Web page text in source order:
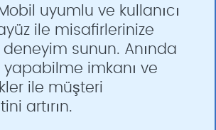
uyumlu ve kullanıcı
ile misafirlerinize
deneyim sunun. Anında
yapabilme imkanı ve
ile müşteri
artırın.